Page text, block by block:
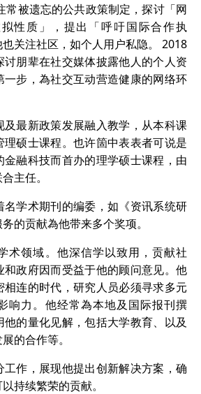
常被遗忘的公共政策制定，探讨「网
性质」，提出「呼吁国际合作执
关注社区，如个人用户私隐。 2018
朋辈在社交媒体披露他人的个人资
步，為社交互动营造健康的网络环
最新政策发展融入教学，从本科课
硕士课程。也许箇中表表者可说是
融科技而首办的理学硕士课程，由
主任。
学术期刊的编委，如《资讯系统研
的贡献為他带来多个奖项。
术领域。他深信学以致用，贡献社
政府因而受益于他的顾问意见。他
连的时代，研究人员必须寻求多元
响力。他经常為本地及国际报刊撰
的量化见解，包括大学教育、以及
的合作等。
工作，展现他提出创新解决方案，确
持续繁荣的贡献。